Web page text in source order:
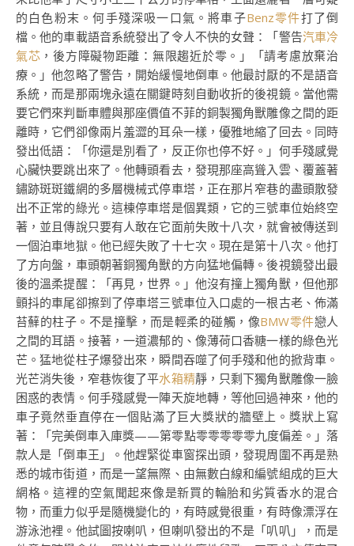
的白色粉末。何手殘深吸一口氣。將車子Benz零件打了倒
檔。他的車載語音系統發出了令人不快的女聲：「警告汽車冷
氣芯 ，後方障礙物距離：無限趨近於零。」「請考慮放棄治
療。」他忽略了警告，開始緩慢地倒車。他最討厭的不是語音
系統，而是那兩塊永遠在關鍵時刻自動收折的後視鏡。當他需
要它們來判斷車體與那座價值不菲的銅製獨角獸雕像之間的距
離時，它們卻像兩片羞澀的耳朵一樣，優雅地縮了回去。同時
發出低語：「你還是別看了，反正你也停不好。」何手殘感覺
心臟快要跳出來了。他轉頭看去，發現那座高聳入雲、覆蓋著
鏽跡斑斑鐵網的多層機械式停車塔，正在那片窄巷的盡頭散發
出不正常的綠光。這棟停車塔是個異類，它的三號車位始終空
著，並且傳說只要有人敢在它面前失敗十八次，就會被傳送到
一個泊車地獄。他已經失敗了十七次。現在是第十八次。他打
了方向盤，車頭朝著銅獨角獸的方向猛地偏轉。後視鏡發出最
後的溫柔提醒：「再見，世界。」他沒有撞上獨角獸，但他那
顫抖的車尾卻擦到了停車塔三號車位入口處的一根古老、佈滿
苔蘚的柱子。不是撞擊，而是輕柔的碰觸，像BMW零件戀人
之間的耳語。接著，一道濃郁的、像薄荷口香糖一樣的綠色光
芒。猛地從柱子爆發出來，瞬間吞噬了何手殘和他的掀背車。
光芒消失後，窄巷恢復了平水箱精靜，只剩下獨角獸雕像一臉
困惑的表情。何手殘感覺一陣天旋地轉，等他回過神來，他的
車子竟然垂直停在一個貼滿了巨大獎狀的牆壁上。獎狀上寫
著：「完美倒車入庫獎——第零點零零零零零九度偏差。」落
款人是「倒車王」。他趕緊從車窗探出頭，發現周圍不再是熟
悉的城市街道，而是一望無際、由無數白線和編號組成的巨大
網格。這裡的空氣聞起來像是新買的輪胎和劣質香水的混合
物，而重力似乎是隨機變化的，有時感覺很重，有時像漂浮在
游泳池裡。他試圖按喇叭，但喇叭發出的不是「叭叭」，而是